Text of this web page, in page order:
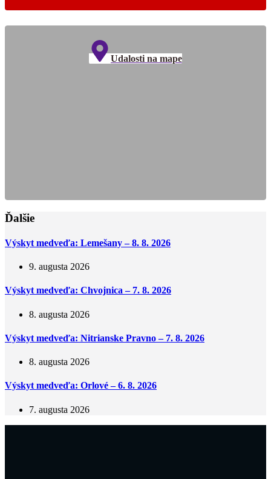
Udalosti na mape
Ďalšie
Výskyt medveďa: Lemešany – 8. 8. 2026
9. augusta 2026
Výskyt medveďa: Chvojnica – 7. 8. 2026
8. augusta 2026
Výskyt medveďa: Nitrianske Pravno – 7. 8. 2026
8. augusta 2026
Výskyt medveďa: Orlové – 6. 8. 2026
7. augusta 2026